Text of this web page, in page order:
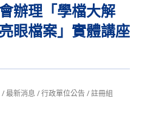
辦理「學檔大解
眼檔案」實體講座
/最新消息 /行政單位公告/註冊組